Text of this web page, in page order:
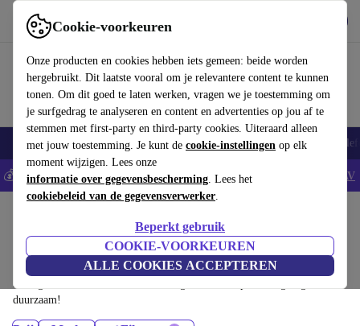
Cookie-voorkeuren
Onze producten en cookies hebben iets gemeen: beide worden
hergebruikt. Dit laatste vooral om je relevantere content te kunnen
tonen. Om dit goed te laten werken, vragen we je toestemming om
je surfgedrag te analyseren en content en advertenties op jou af te
stemmen met first-party en third-party cookies. Uiteraard alleen
met jouw toestemming. Je kunt de cookie-instellingen op elk
moment wijzigen. Lees onze
informatie over gegevensbescherming. Lees het
cookiebeleid van de gegevensverwerker.
Beperkt gebruik
COOKIE-VOORKEUREN
ALLE COOKIES ACCEPTEREN
Gebruik refurbed snel en eenvoudig
Smartphones Laptops Tablets Smartwatches Accessoires
💰Bespaar 5% EXTRA op alle iPhones - Code: IPHONEDEAL - AV
Desktop pc's:
Gecertificeerd refurbished Desktop pc's onder 3600€ – bespaar tot 40%.
30 dagen retourrecht & 12 maanden garantie. Shop vandaag nog
duurzaam!